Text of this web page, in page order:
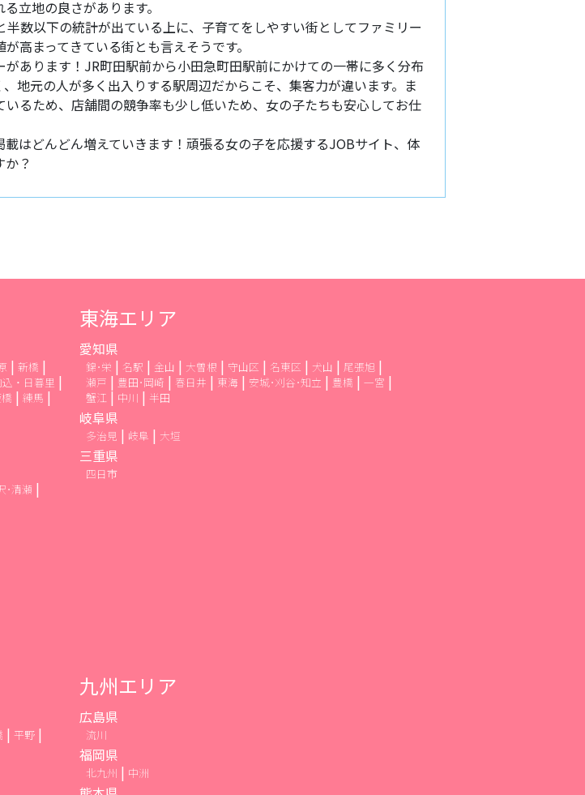
立地の良さがあります。
数以下の統計が出ている上に、子育てをしやすい街としてファミリー
高まってきている街とも言えそうです。
あります！JR町田駅前から小田急町田駅前にかけての一帯に多く分布
地元の人が多く出入りする駅周辺だからこそ、集客力が違います。ま
るため、店舗間の競争率も少し低いため、女の子たちも安心してお仕
はどんどん増えていきます！頑張る女の子を応援するJOBサイト、体
？
新橋
・日暮里
練馬
･清瀬
東海エリア
愛知県
錦･栄 名駅 金山 大曽根 守山区 名東区 犬山
尾張旭
瀬戸
豊田･岡崎 春日井 東海 安城･刈谷･知立 豊橋
一宮
蟹江
中川 半田
岐阜県
多治見 岐阜 大垣
三重県
四日市
平野
九州エリア
広島県
流川
福岡県
北九州 中洲